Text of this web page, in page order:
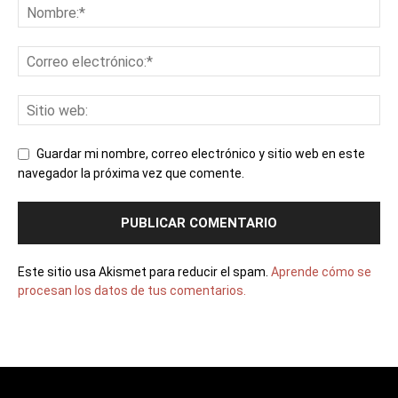
Guardar mi nombre, correo electrónico y sitio web en este
navegador la próxima vez que comente.
Este sitio usa Akismet para reducir el spam. Aprende cómo se
procesan los datos de tus comentarios.